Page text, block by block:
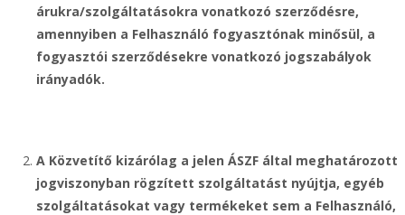
árukra/szolgáltatásokra vonatkozó szerződésre,
amennyiben a Felhasználó fogyasztónak minősül, a
fogyasztói szerződésekre vonatkozó jogszabályok
irányadók.
A Közvetítő kizárólag a jelen ÁSZF által meghatározott
jogviszonyban rögzített szolgáltatást nyújtja, egyéb
szolgáltatásokat vagy termékeket sem a Felhasználó,